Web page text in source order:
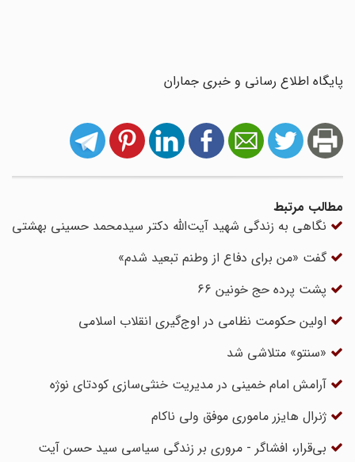
پایگاه اطلاع رسانی و خبری جماران
مطالب مرتبط
نگاهی به زندگی شهید آیت‌الله دکتر سیدمحمد حسینی بهشتی
گفت «من برای دفاع از وطنم تبعید شدم»
پشت پرده حج خونین ۶۶
اولین حکومت نظامی در اوج‌گیری انقلاب اسلامی
«سنتو» متلاشی شد
آرامش امام خمینی در مدیریت خنثی‌سازی کودتای نوژه
ژنرال هایزر ماموری موفق ولی ناکام
بی‌قرار، افشاگر - مروری بر زندگی سیاسی سید حسن آیت